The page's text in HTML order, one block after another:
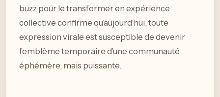
buzz pour le transformer en expérience
collective confirme qu’aujourd’hui, toute
expression virale est susceptible de devenir
l’emblème temporaire d’une communauté
éphémère, mais puissante.